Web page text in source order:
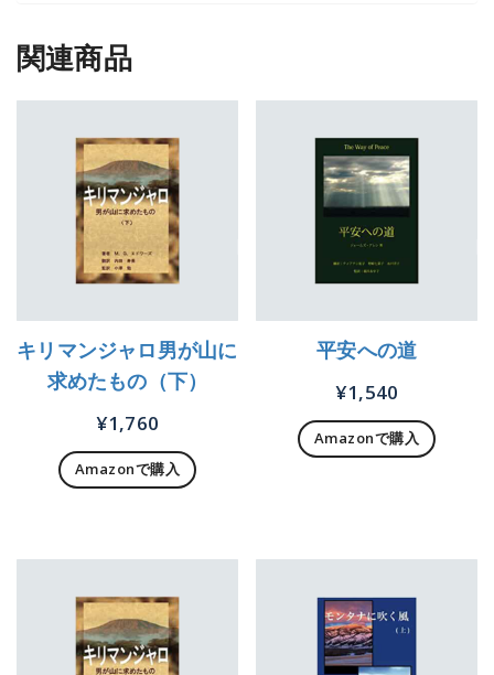
関連商品
キリマンジャロ男が山に
求めたもの（下）
¥1,760
Amazonで購入
平安への道
¥1,540
Amazonで購入